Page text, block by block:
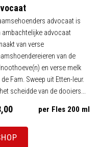
advocaat is
ambachtelijke advocaat
van verse
van de
en verse melk
de Fam. Sweep uit Etten-leur.
scheidde van de dooiers...
per Fles 200 ml